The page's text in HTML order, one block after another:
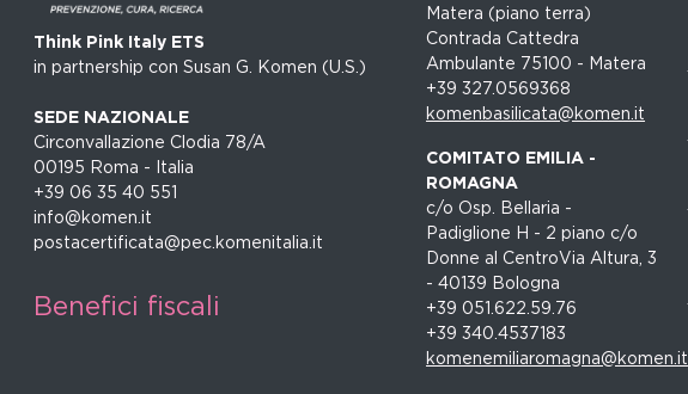
Think Pink Italy ETS
in partnership con Susan G. Komen (U.S.)
SEDE NAZIONALE
Circonvallazione Clodia 78/A
00195 Roma - Italia
+39 06 35 40 551
info@komen.it
postacertificata@pec.komenitalia.it
Benefici fiscali
Matera (piano terra)
Contrada Cattedra
Ambulante 75100 - Matera
+39 327.0569368
komenbasilicata@komen.it
COMITATO EMILIA -
ROMAGNA
c/o Osp. Bellaria -
Padiglione H - 2 piano c/o
Donne al CentroVia Altura, 3
- 40139 Bologna
+39 051.622.59.76
+39 340.4537183
komenemiliaromagna@komen.it